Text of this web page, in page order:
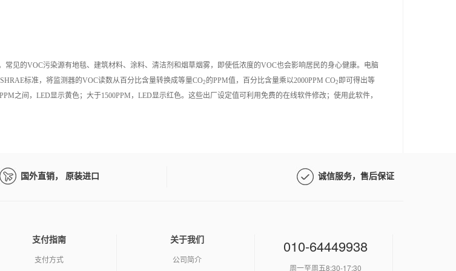
常见的VOC污染源有地毯、建筑材料、涂料、清洁剂和烟草烟雾，即使低浓度的VOC也会影响居民的身心健康。电脑
标准，将监测器的VOC读数从百分比含量转换成等量CO2 的PPM值，百分比含量乘以2000PPM CO2 即可得出等
之间， LED显示黄色；大于1500PPM ， LED显示红色。这些出厂设定值可利用免费的在线软件修改；使用此软件，
国外直销， 原装进口 诚信服务，售后保证
支付指南
支付方式
关于我们
公司简介
010-64449938
周一至周五8:30-17:30